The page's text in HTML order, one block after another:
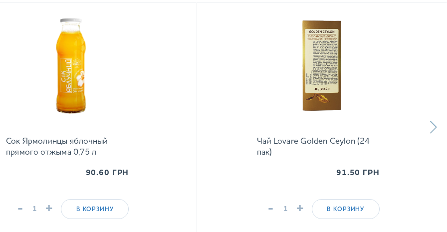
Сок Ярмолинцы яблочный
прямого отжыма 0,75 л
90.60 ГРН
- + В КОРЗИНУ
Чай Lovare Golden Ceylon (24
пак)
91.50 ГРН
- + В КОРЗИНУ